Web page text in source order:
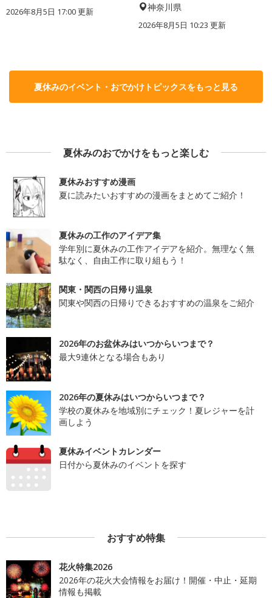
2026年8月5日 17:00更新 神奈川県
2026年8月5日 10:23 更新
夏休みのイベント・おでかけトピックスをもっと見る
夏休みのおでかけをもっと楽しむ
夏休みおすすめ漫画
夏に読みたいおすすめの漫画をまとめてご紹介！
夏休みの工作のアイデア集
学年別に夏休みの工作アイデアを紹介。無理なく無
駄なく、自由工作に取り組もう！
関東・関西の日帰り温泉
関東や関西の日帰りできるおすすめの温泉をご紹介
2026年のお盆休みはいつからいつまで？
最大9連休となる場合もあり
2026年の夏休みはいつからいつまで？
学校の夏休みを地域別にチェック！夏レジャーを計
画しよう
夏休みイベントカレンダー
日付から夏休みのイベントを探す
おすすめ特集
花火特集2026
2026年の花火大会情報をお届け！開催・中止・延期
情報も掲載